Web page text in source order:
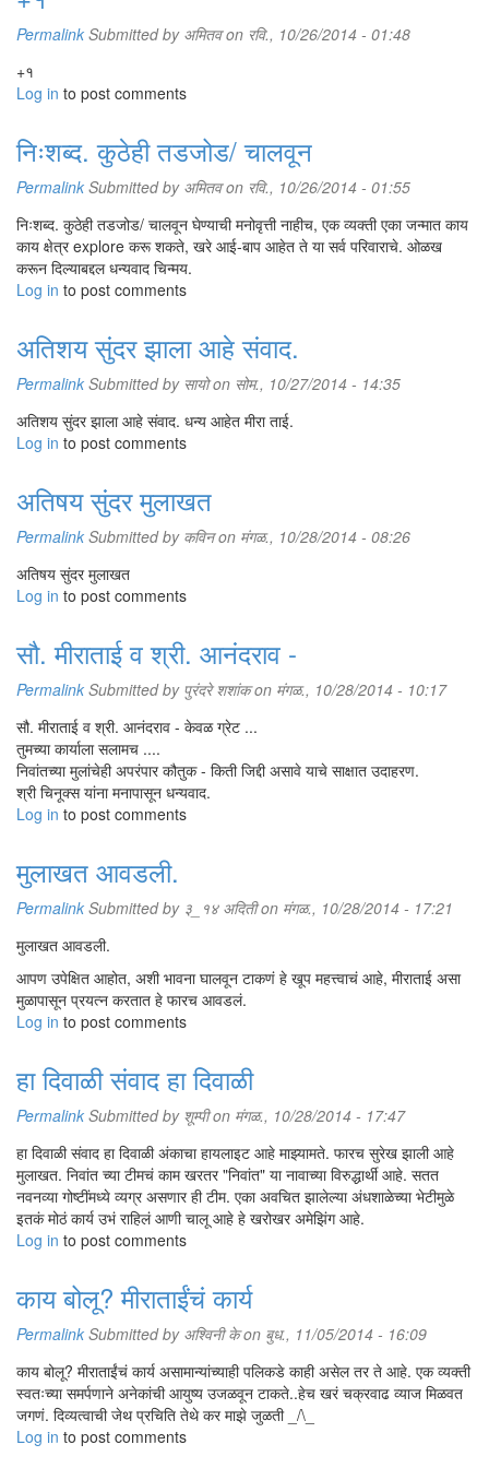
अंधमित्रांनी जगण्यातला रोजचा संघर्ष सोसण्याचं मला बळ दिलं. नवनवी शैक्षणिक
उपकरणं बनवण्याचं कसब मी तिथे आत्मसात केलं. कसल्याही कामाची लाज बाळगायची
वृत्तीनं त्यांनी मला शिकवलं.
या विद्यार्थ्यांचं दहावीनंतर काय, हा प्रश्न मला छळायचा. त्यामुळे 'निवांत' सुरू करताना
दरवर्षी 'निवांत'ला दीडदोनशे मुलं येतात. संस्थेत प्रवेशाचे निकष काय?
'निवांत' ही शाळा नाही. हे कॉलेजही नाही. इथे येण्यासाठी रजिस्ट्रेशन करावं लागत
नाही. इथे प्रवेशपरीक्षा किंवा फी नाही. प्रवेशासाठी निकष कुठले? तर, विद्यार्थी दहावी
झालेला असावा, तो गरजवंत असावा. त्याला शिकण्याची पुरेपूर इच्छा असावी. हवे ते कष्ट
उपसून आयुष्यात काहीतरी भरभक्कम करून दाखवण्याची जिद्द त्याच्या ठायी असली
पाहिजे. शिवाय विद्यार्थी निर्व्यसनी असावा. महाराष्ट्रभरातून विद्यार्थी 'निवांत'मध्ये येतात
अकरावीतले विद्यार्थी दहावीच्या नव्या बॅचच्या विद्यार्थ्यांना 'निवांत'बद्दल खूप माहिती देतात.
दहावीच्या परीक्षेनंतर पुण्यातल्या चारही अंधशाळांमधले विद्यार्थी-विद्यार्थिनी आपापल्या
ज्युनियरांना घेऊन येतात. अंधशाळांचे मुख्याध्यापक आणि संचालकही विद्यार्थ्यांना
'निवांत'बद्दल माहिती देतात आणि बस भरभरून विद्यार्थी आमच्याकडे पाठवतात.
मनानं उभारी घेतली नाही, जिद्द नसेल तर दहावीनंतर आपण कसं दिशाहीन होऊ शकतो,
बाहेरच्या जगात आपण कसं वागायला हवं, सरकारी किंवा खाजगी होस्टेलांमध्ये प्रवेश
कसा मिळवायचा, त्यांना 'निवांत'चा फायदा कसा झाला, वेगवेगळ्या करिअरांमध्ये काय
आव्हानं असतात इत्यादी गोष्टींबद्दल सीनिअर विद्यार्थी आपले अनुभव सांगतात. संस्थेत
आवडीनिवडी, इच्छाआकांक्षा यांबद्दल मी त्यांच्याशी चर्चा करते, नोंदी घेते. ज्यांना
परतायला घर आहे, ज्यांच्या गावात योग्य अशा शैक्षणिक सुविधा आहेत, त्या मुलांना मी
त्यांच्या कुटुंबीयांबरोबर राहूनच शिकण्याचा सल्ला देते. जिथली रोपं तिथेच उत्तम
रुजतात. पुण्यात खाण्याराहण्याचे जरा हालच होतात. ज्या मुलांना घरचं पाठबळ नाही,
त्यांना 'निवांत'तर्फे आश्वासन दिलं जातं की, पैसे नाहीत, कुटुंब नाही म्हणून त्यांनी
स्वत:ला निराधार समजू नये; 'निवांत' हे त्यांचं नवं घर, नवं कुटुंब असणार आहे; इथे
त्यांना शिक्षण मिळेल. पैसे नाहीत, परवडत नाही, म्हणून कोणीही शिक्षण बंद करायचं
नाही, हे मी प्रत्येकाला निक्षून सांगते. मुलांनी त्यांच्या इच्छांनुसार अभ्यासक्रम कसा
निवडावा, याचं मी मार्गदर्शन करते. ज्या अभ्यासक्रमांनंतर नोकरी मिळणार असेल, अशा
अशाप्रकारे तयार होते.
ही मुलं दहावीच्या निकालाआधीच 'निवांत'मध्ये येतात का?
बाहेरगावची मुलं, इंग्रजी माध्यम नव्यानं घेणारी मुलं आणि पुण्यातली उत्साही मुलं
उन्हाळ्याच्या सुट्टीतच 'निवांत'मध्ये येतात. त्यांची शब्दसंपदा वाढवणं, त्यांना त्यांच्या
आवडत्या क्षेत्रांत, (उदाहरणार्थ, ज्युदो, नृत्य, चित्रकला, चॉकलेट तयार करणे)
प्रशिक्षण देणं, असं या सुट्टीत चालतं. दहावीचा निकाल लागण्याआधीच 'निवांत' हे या
मुलांचं घर बनतं. मुलं इथे छान रुळतात. आपल्याला दिसत नाही, या जगात आपलं कोणी
Permalink Submitted by अमितवon रवि., 10/26/2014 - 01:48
+१
Log in to post comments
निःशब्द. कुठेही तडजोड/ चालवून
Permalink Submitted by अमितवon रवि., 10/26/2014 - 01:55
निःशब्द. कुठेही तडजोड/ चालवून घेण्याची मनोवृत्ती नाहीच, एक व्यक्ती एका जन्मात काय
काय क्षेत्र explore करू शकते, खरे आई-बाप आहेत ते या सर्व परिवाराचे. ओळख
करून दिल्याबद्दल धन्यवाद चिन्मय.
Log in to post comments
अतिशय सुंदर झाला आहे संवाद.
Permalink Submitted by सायोon सोम., 10/27/2014 - 14:35
अतिशय सुंदर झाला आहे संवाद. धन्य आहेत मीरा ताई.
Log in to post comments
अतिषय सुंदर मुलाखत
Permalink Submitted by कविनon मंगळ., 10/28/2014 - 08:26
अतिषय सुंदर मुलाखत
Log in to post comments
सौ. मीराताई व श्री. आनंदराव -
Permalink Submitted by पुरंदरे शशांकon मंगळ., 10/28/2014 - 10:17
सौ. मीराताई व श्री. आनंदराव - केवळ ग्रेट ...
तुमच्या कार्याला सलामच ....
निवांतच्या मुलांचेही अपरंपार कौतुक - किती जिद्दी असावे याचे साक्षात उदाहरण.
श्री चिनूक्स यांना मनापासून धन्यवाद.
Log in to post comments
मुलाखत आवडली.
Permalink Submitted by ३_१४ अदितीon मंगळ., 10/28/2014 - 17:21
मुलाखत आवडली.
आपण उपेक्षित आहोत, अशी भावना घालवून टाकणं हे खूप महत्त्वाचं आहे, मीराताई असा
मुळापासून प्रयत्न करतात हे फारच आवडलं.
Log in to post comments
हा दिवाळी संवाद हा दिवाळी
Permalink Submitted by शूम्पीon मंगळ., 10/28/2014 - 17:47
हा दिवाळी संवाद हा दिवाळी अंकाचा हायलाइट आहे माझ्यामते. फारच सुरेख झाली आहे
मुलाखत. निवांत च्या टीमचं काम खरतर "निवांत" या नावाच्या विरुद्धार्थी आहे. सतत
नवनव्या गोष्टींमध्ये व्यग्र असणार ही टीम. एका अवचित झालेल्या अंधशाळेच्या भेटीमुळे
इतकं मोठं कार्य उभं राहिलं आणी चालू आहे हे खरोखर अमेझिंग आहे.
Log in to post comments
काय बोलू? मीराताईंचं कार्य
Permalink Submitted by अश्विनी केon बुध., 11/05/2014 - 16:09
काय बोलू? मीराताईंचं कार्य असामान्यांच्याही पलिकडे काही असेल तर ते आहे. एक व्यक्ती
स्वतःच्या समर्पणाने अनेकांची आयुष्य उजळवून टाकते..हेच खरं चक्रवाढ व्याज मिळवत
जगणं. दिव्यत्वाची जेथ प्रचिति तेथे कर माझे जुळती _/\_
Log in to post comments